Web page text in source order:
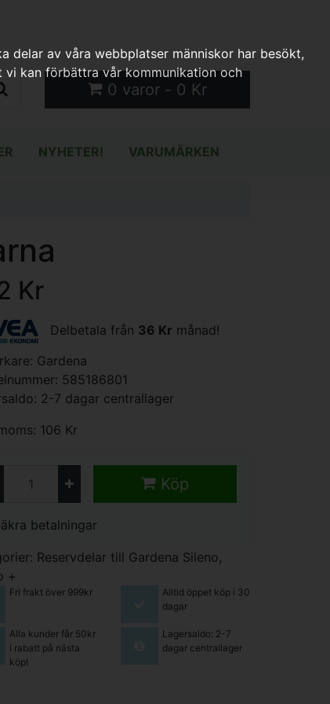
0 varor - 0 Kr
NYHETER! VARUMÄRKEN
Kr
Delbetala från 36 Kr månad!
Gardena
585186801
2-7 dagar centrallager
106 Kr
Köp
betalningar
Reservdelar till Gardena Sileno,
+
Fri frakt över 999kr
Alltid öppet köp i 30
dagar
Alla kunder får 50kr
i rabatt på nästa
köp!
Lagersaldo: 2-7
dagar centrallager
delar av våra webbplatser människor har besökt,
vi kan förbättra vår kommunikation och